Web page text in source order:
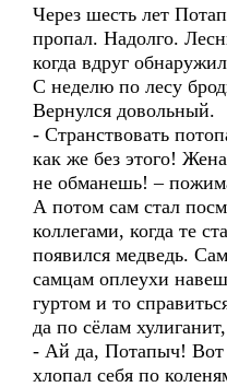
Через шесть лет
пропал. Надолго.
когда вдруг
С неделю по лесу
Вернулся довольный.
- Странствовать
как же без этого!
не обманешь! –
А потом сам стал
коллегами, когда те
появился медведь.
самцам оплеухи
гуртом и то
да по сёлам
- Ай да, Потапыч!
хлопал себя по